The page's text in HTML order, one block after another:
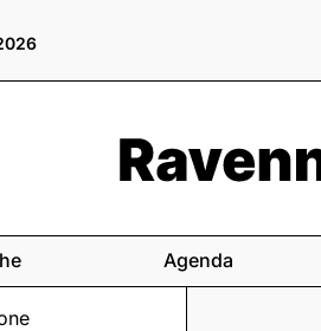
Agenda